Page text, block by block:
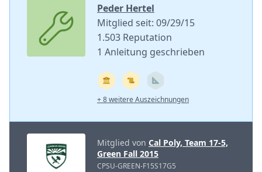
Peder Hertel
Mitglied seit: 09/29/15
1.503 Reputation
1 Anleitung geschrieben
+ 8 weitere Auszeichnungen
Mitglied von Cal Poly, Team 17-5,
Green Fall 2015
CPSU-GREEN-F15S17G5